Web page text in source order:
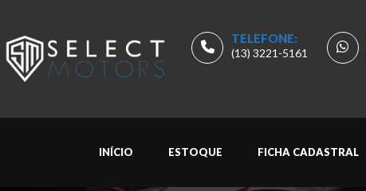
TELEFONE:
(13) 3221-5161
INÍCIO ESTOQUE FICHA CADASTRAL